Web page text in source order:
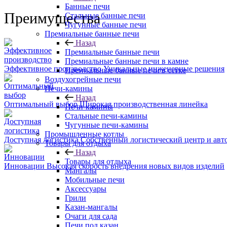
Банные печи
Стальные банные печи
Чугунные банные печи
Премиальные банные печи
Назад
Премиальные банные печи
Премиальные банные печи в камне
Премиальные банные печи в сетке
Воздухогрейные печи
Печи-камины
Назад
Печи-камины
Стальные печи-камины
Чугунные печи-камины
Промышленные котлы
Товары для отдыха
Назад
Товары для отдыха
Мангалы
Мобильные печи
Аксессуары
Грили
Казан-мангалы
Очаги для сада
Печи под казан
Преимущества
Эффективное производство Уникальные инженерные решения
Оптимальный выбор Широкая производственная линейка
Доступная логистика Собственный логистический центр и
Инновации Высокая скорость внедрения новых видов изделий